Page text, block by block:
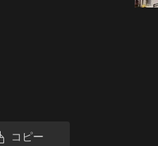
コピー